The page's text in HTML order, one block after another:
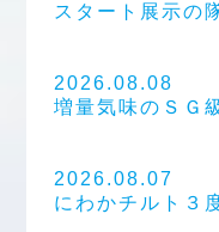
スタート展示の
2026.08.08
増量気味のＳＧ
2026.08.07
にわかチルト３